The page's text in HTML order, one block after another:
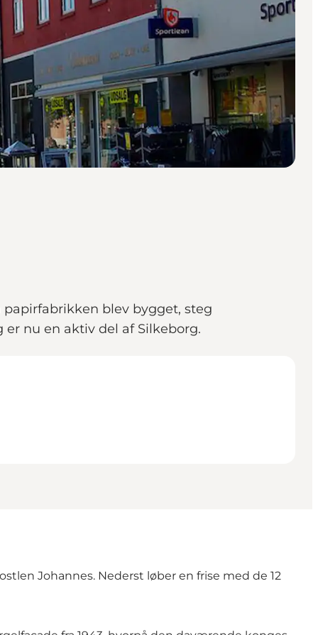
papirfabrikken blev bygget, steg
nu en aktiv del af Silkeborg.
Johannes. Nederst løber en frise med de 12